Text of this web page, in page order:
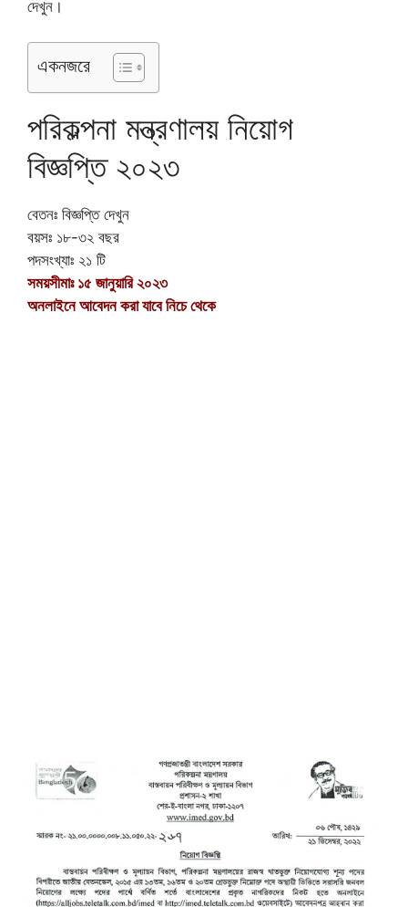
দেখুন।
একনজরে
পরিকল্পনা মন্ত্রণালয় নিয়োগ
বিজ্ঞপ্তি ২০২৩
বেতনঃ বিজ্ঞপ্তি দেখুন
বয়সঃ ১৮-৩২ বছর
পদসংখ্যাঃ ২১ টি
সময়সীমাঃ ১৫ জানুয়ারি ২০২৩
অনলাইনে আবেদন করা যাবে নিচে থেকে